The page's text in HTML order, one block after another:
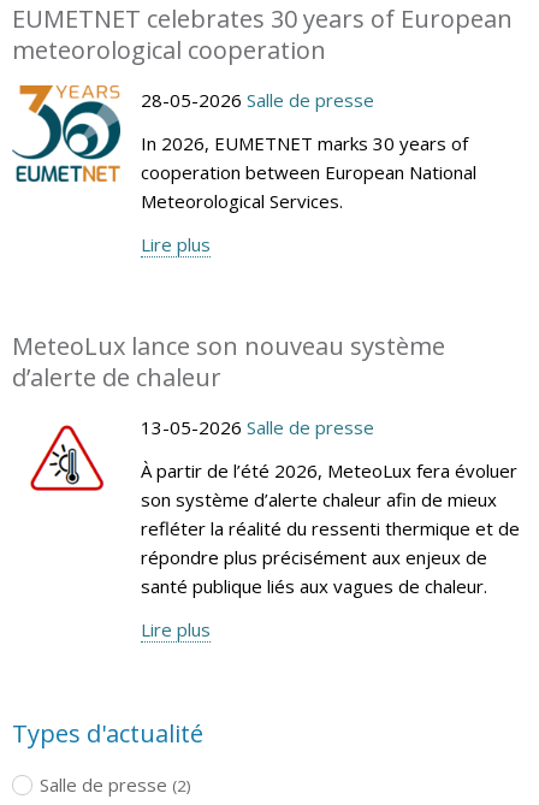
EUMETNET celebrates 30 years of European
meteorological cooperation
28-05-2026 Salle de presse
In 2026, EUMETNET marks 30 years of
cooperation between European National
Meteorological Services.
Lire plus
MeteoLux lance son nouveau système
d’alerte de chaleur
13-05-2026 Salle de presse
À partir de l’été 2026, MeteoLux fera évoluer
son système d’alerte chaleur afin de mieux
refléter la réalité du ressenti thermique et de
répondre plus précisément aux enjeux de
santé publique liés aux vagues de chaleur.
Lire plus
Types d'actualité
Salle de presse (2)